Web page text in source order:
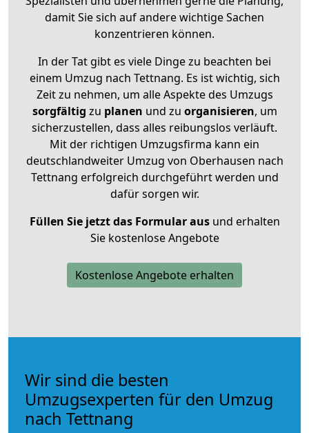
damit Sie sich auf andere wichtige Sachen
konzentrieren können.
In der Tat gibt es viele Dinge zu beachten bei
einem Umzug nach Tettnang. Es ist wichtig, sich
Zeit zu nehmen, um alle Aspekte des Umzugs
sorgfältig zu planen und zu organisieren, um
sicherzustellen, dass alles reibungslos verläuft.
Mit der richtigen Umzugsfirma kann ein
deutschlandweiter Umzug von Oberhausen nach
Tettnang erfolgreich durchgeführt werden und
dafür sorgen wir.
Füllen Sie jetzt das Formular ausund erhalten
Sie kostenlose Angebote
Kostenlose Angebote erhalten
Wir sind die besten
Umzugsexperten für den Umzug
nach Tettnang